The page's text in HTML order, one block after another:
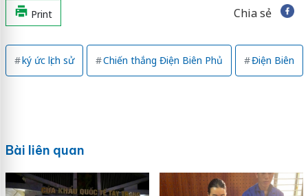
Print Chia sẻ
ký ức lịch sử Chiến thắng Điện Biên Phủ Điện Biên
Bài liên quan